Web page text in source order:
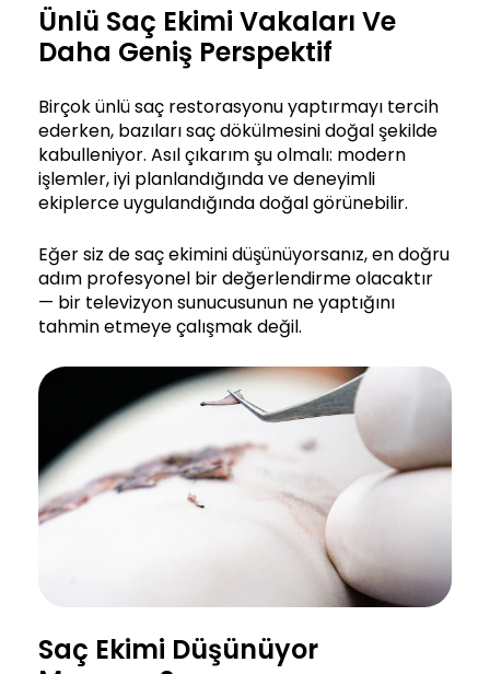
Ünlü Saç Ekimi Vakaları Ve
Daha Geniş Perspektif
Birçok ünlü saç restorasyonu yaptırmayı tercih
ederken, bazıları saç dökülmesini doğal şekilde
kabulleniyor. Asıl çıkarım şu olmalı: modern
işlemler, iyi planlandığında ve deneyimli
ekiplerce uygulandığında doğal görünebilir.
Eğer siz de saç ekimini düşünüyorsanız, en doğru
adım profesyonel bir değerlendirme olacaktır
— bir televizyon sunucusunun ne yaptığını
tahmin etmeye çalışmak değil.
Saç Ekimi Düşünüyor